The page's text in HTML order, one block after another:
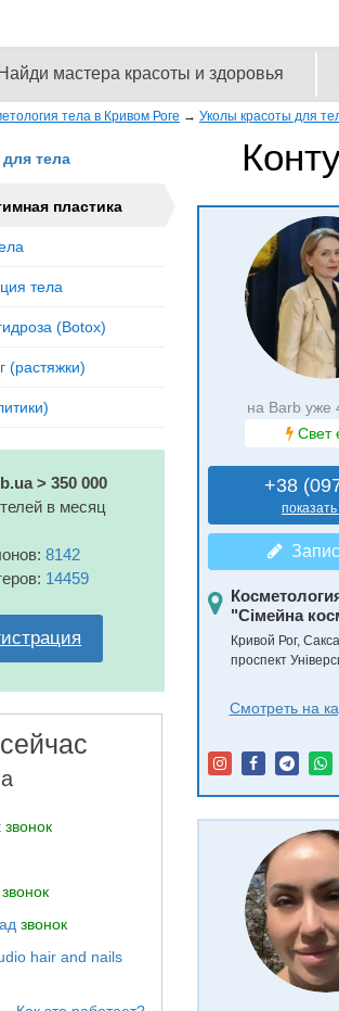
Найди мастера красоты и здоровья
тела в Кривом Роге → Уколы красоты для
тела
пластика
тела
(Botox)
(растяжки)
> 350 000
в месяц
8142
14459
звонок
звонок
звонок
hair and nails
на Barb уже
Свет
+38
"Сімейна
Кривой Рог,
проспект
Смотреть на